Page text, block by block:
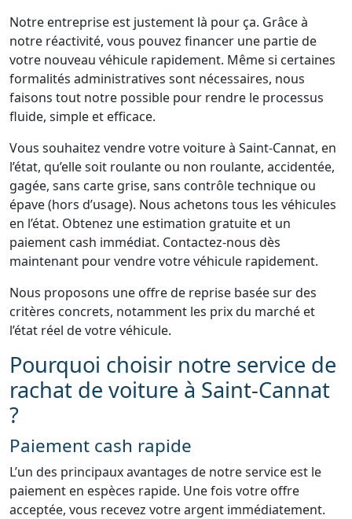
Notre entreprise est justement là pour ça. Grâce à
notre réactivité, vous pouvez financer une partie de
votre nouveau véhicule rapidement. Même si certaines
formalités administratives sont nécessaires, nous
faisons tout notre possible pour rendre le processus
fluide, simple et efficace.
Vous souhaitez vendre votre voiture à Saint-Cannat, en
l’état, qu’elle soit roulante ou non roulante, accidentée,
gagée, sans carte grise, sans contrôle technique ou
épave (hors d’usage). Nous achetons tous les véhicules
en l’état. Obtenez une estimation gratuite et un
paiement cash immédiat. Contactez-nous dès
maintenant pour vendre votre véhicule rapidement.
Nous proposons une offre de reprise basée sur des
critères concrets, notamment les prix du marché et
l’état réel de votre véhicule.
Pourquoi choisir notre service de
rachat de voiture à Saint-Cannat
?
Paiement cash rapide
L’un des principaux avantages de notre service est le
paiement en espèces rapide. Une fois votre offre
acceptée, vous recevez votre argent immédiatement.